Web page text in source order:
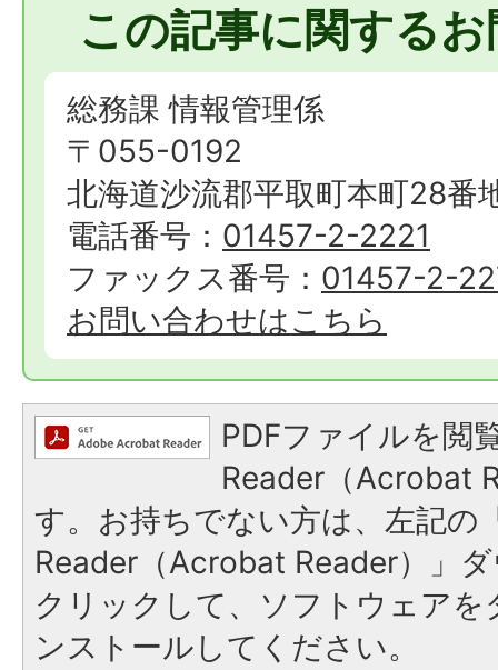
この記事に関する
総務課 情報管理係
〒055-0192
北海道沙流郡平取町本町28番
電話番号： 01457-2-2221
ファックス番号： 01457-2-
お問い合わせはこちら
PDFファイルを閲
Reader（Acrobat
す。お持ちでない方は、左記の
Reader（Acrobat Reader）」
クリックして、ソフトウェア
ンストールしてください。